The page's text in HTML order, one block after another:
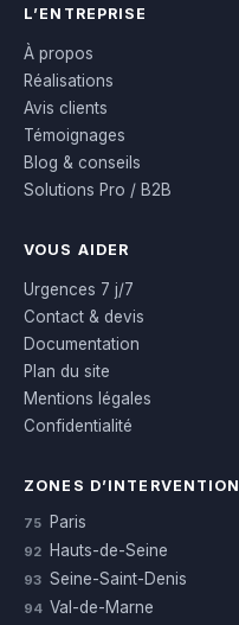
L’ENTREPRISE
À propos
Réalisations
Avis clients
Témoignages
Blog & conseils
Solutions Pro / B2B
VOUS AIDER
Urgences 7 j/7
Contact & devis
Documentation
Plan du site
Mentions légales
Confidentialité
ZONES D’INTERVENTION
75 Paris
92 Hauts-de-Seine
93 Seine-Saint-Denis
94 Val-de-Marne